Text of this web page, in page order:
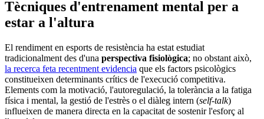
Tècniques d'entrenament mental per a
estar a l'altura
El rendiment en esports de resistència ha estat estudiat
tradicionalment des d'una perspectiva fisiològica; no obstant això,
la recerca feta recentment evidencia que els factors psicològics
constitueixen determinants crítics de l'execució competitiva.
Elements com la motivació, l'autoregulació, la tolerància a la fatiga
física i mental, la gestió de l'estrès o el diàleg intern (self-talk)
influeixen de manera directa en la capacitat de sostenir l'esforç al